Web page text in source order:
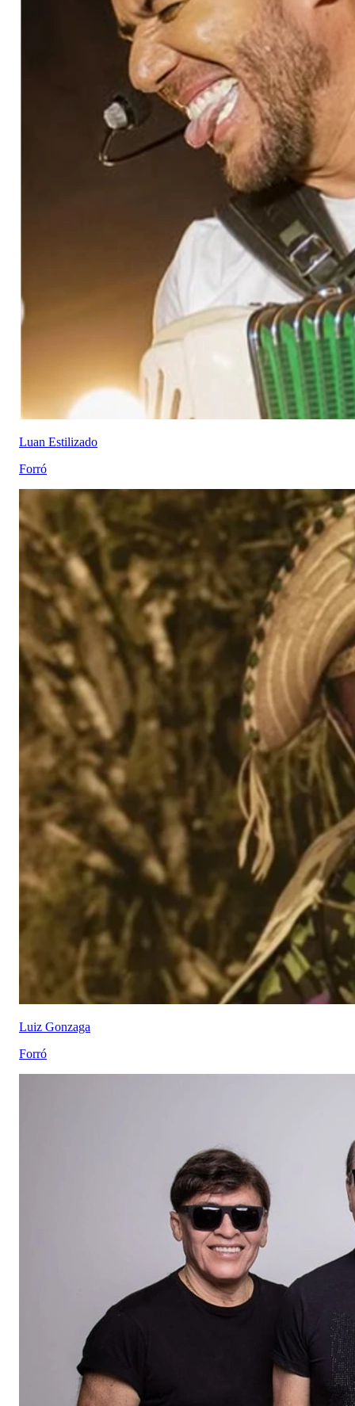
Luan Estilizado
Forró
Luiz Gonzaga
Forró